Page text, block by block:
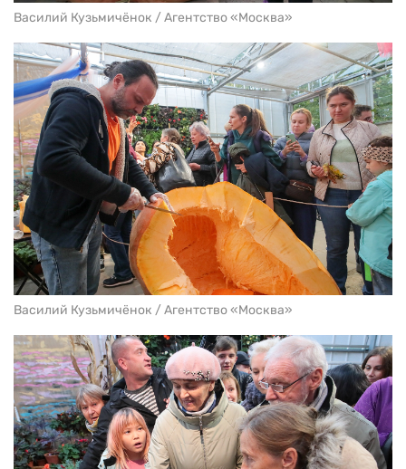
Василий Кузьмичёнок / Агентство «Москва»
Василий Кузьмичёнок / Агентство «Москва»